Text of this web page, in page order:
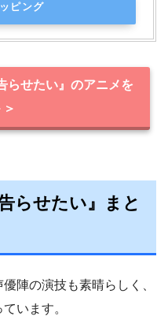
ピング
らせたい』のアニメを
らせたい』まと
陣の演技も素晴らしく、
います。